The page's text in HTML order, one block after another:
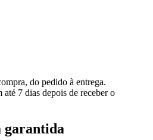
do pedido à entrega.
até 7 dias depois de receber o
garantida